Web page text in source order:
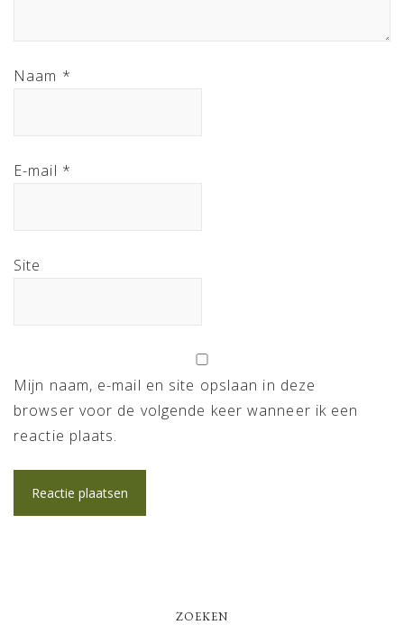
Naam *
E-mail *
Site
Mijn naam, e-mail en site opslaan in deze
browser voor de volgende keer wanneer ik een
reactie plaats.
ZOEKEN